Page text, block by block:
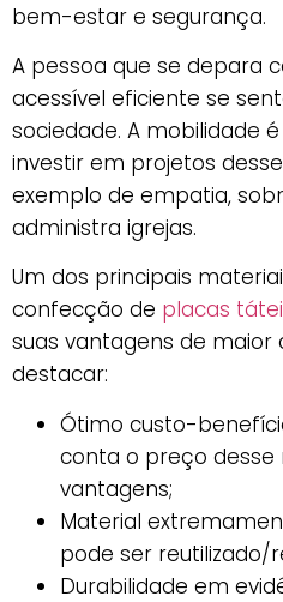
bem-estar e segurança.
A pessoa que se depara
acessível eficiente se
sociedade. A mobilidade
investir em projetos
exemplo de empatia,
administra igrejas.
Um dos principais
confecção de placas
suas vantagens de maior
destacar:
Ótimo custo-
conta o preço desse
vantagens;
Material
pode ser reutilizado/
Durabilidade em